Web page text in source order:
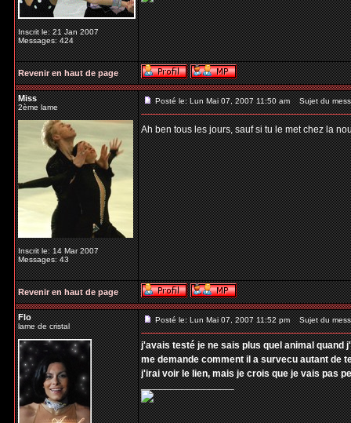
Inscrit le: 21 Jan 2007
Messages: 424
Revenir en haut de page
Miss
2ème lame
Inscrit le: 14 Mar 2007
Messages: 43
Posté le: Lun Mai 07, 2007 11:50 am Sujet du
Ah ben tous les jours, sauf si tu le met chez la
Revenir en haut de page
Flo
lame de cristal
Posté le: Lun Mai 07, 2007 11:52 pm Sujet du
j'avais testé je ne sais plus quel animal quand
me demande comment il a survecu autant de
j'irai voir le lien, mais je crois que je vais pas
_________________